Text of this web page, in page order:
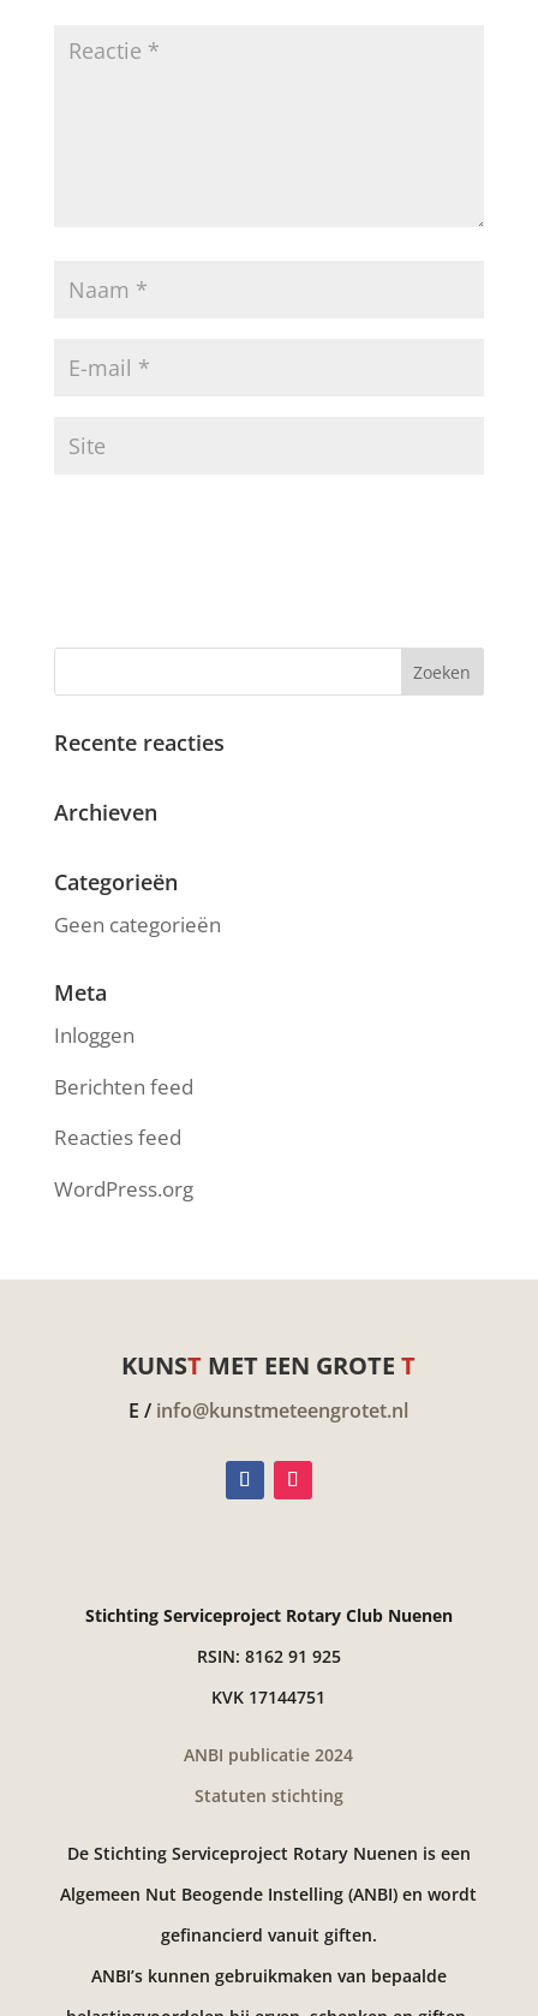
Recente reacties
Archieven
Categorieën
Geen categorieën
Meta
Inloggen
Berichten feed
Reacties feed
WordPress.org
KUNST MET EEN GROTET
E / info@kunstmeteengrotet.nl
Stichting Serviceproject Rotary Club Nuenen
RSIN: 8162 91 925
KVK 17144751
ANBI publicatie 2024
Statuten stichting
De Stichting Serviceproject Rotary Nuenen is een
Algemeen Nut Beogende Instelling (ANBI) en wordt
gefinancierd vanuit giften.
ANBI’s kunnen gebruikmaken van bepaalde